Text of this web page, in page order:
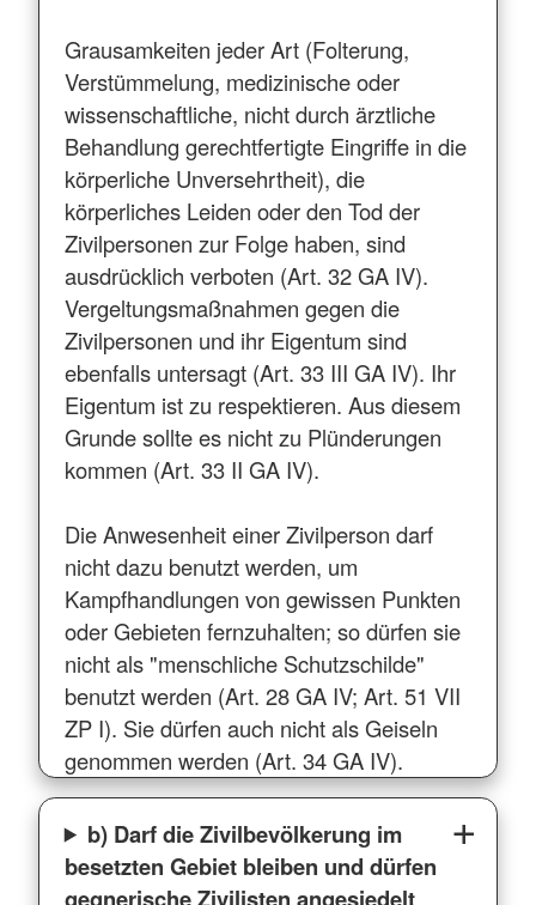
Grausamkeiten jeder Art (Folterung,
Verstümmelung, medizinische oder
wissenschaftliche, nicht durch ärztliche
Behandlung gerechtfertigte Eingriffe in die
körperliche Unversehrtheit), die
körperliches Leiden oder den Tod der
Zivilpersonen zur Folge haben, sind
ausdrücklich verboten (Art. 32 GA IV).
Vergeltungsmaßnahmen gegen die
Zivilpersonen und ihr Eigentum sind
ebenfalls untersagt (Art. 33 III GA IV). Ihr
Eigentum ist zu respektieren. Aus diesem
Grunde sollte es nicht zu Plünderungen
kommen (Art. 33 II GA IV).
Die Anwesenheit einer Zivilperson darf
nicht dazu benutzt werden, um
Kampfhandlungen von gewissen Punkten
oder Gebieten fernzuhalten; so dürfen sie
nicht als "menschliche Schutzschilde"
benutzt werden (Art. 28 GA IV; Art. 51 VII
ZP I). Sie dürfen auch nicht als Geiseln
genommen werden (Art. 34 GA IV).
b) Darf die Zivilbevölkerung im
besetzten Gebiet bleiben und dürfen
gegnerische Zivilisten angesiedelt